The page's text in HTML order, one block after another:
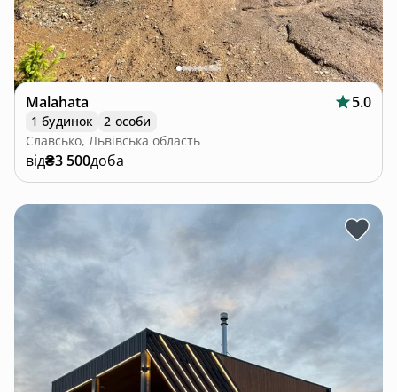
Malahata 5.0
1 будинок
2 особи
Славсько, Львівська область
від₴3 500доба